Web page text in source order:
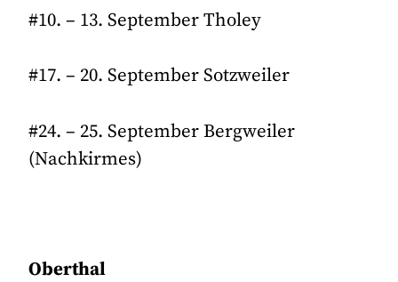
#10. – 13. September Tholey
#17. – 20. September Sotzweiler
#24. – 25. September Bergweiler
(Nachkirmes)
Oberthal